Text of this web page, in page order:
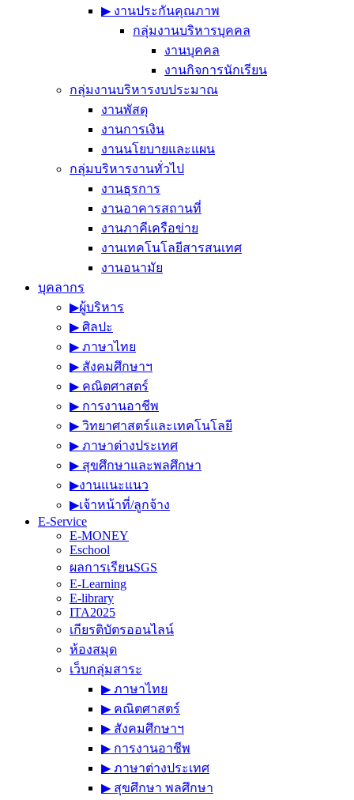
▶︎ งานประกันคุณภาพ
กลุ่มงานบริหารบุคคล
งานบุคคล
งานกิจการนักเรียน
กลุ่มงานบริหารงบประมาณ
งานพัสดุ
งานการเงิน
งานนโยบายและแผน
กลุ่มบริหารงานทั่วไป
งานธุรการ
งานอาคารสถานที่
งานภาคีเครือข่าย
งานเทคโนโลยีสารสนเทศ
งานอนามัย
บุคลากร
▶︎ผู้บริหาร
▶︎ ศิลปะ
▶︎ ภาษาไทย
▶︎ สังคมศึกษาฯ
▶︎ คณิตศาสตร์
▶︎ การงานอาชีพ
▶︎ วิทยาศาสตร์และเทคโนโลยี
▶︎ ภาษาต่างประเทศ
▶︎ สุขศึกษาและพลศึกษา
▶︎งานแนะแนว
▶︎เจ้าหน้าที่/ลูกจ้าง
E-Service
E-MONEY
Eschool
ผลการเรียนSGS
E-Learning
E-library
ITA2025
เกียรติบัตรออนไลน์
ห้องสมุด
เว็บกลุ่มสาระ
▶︎ ภาษาไทย
▶︎ คณิตศาสตร์
▶︎ สังคมศึกษาฯ
▶︎ การงานอาชีพ
▶︎ ภาษาต่างประเทศ
▶︎ สุขศึกษา พลศึกษา